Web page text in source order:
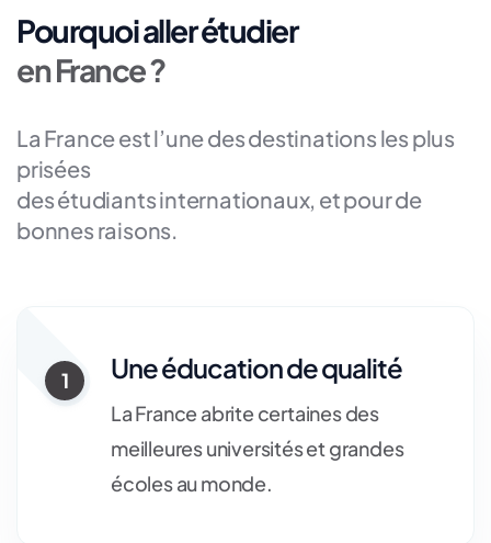
Pourquoi aller étudier
en France ?
La France est l’une des destinations les plus
prisées
des étudiants internationaux, et pour de
bonnes raisons.
1 Une éducation de qualité
La France abrite certaines des
meilleures universités et grandes
écoles au monde.